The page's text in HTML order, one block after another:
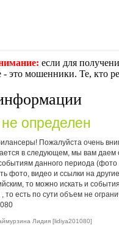
если для
- это мошенники. Те, кто
определен
Пожалуйста очень
в следующем, мы вам
данного периода
фото, видео и ссылки на
то можно искать и
то есть по сути объем не
Лидия [lidiya201080]